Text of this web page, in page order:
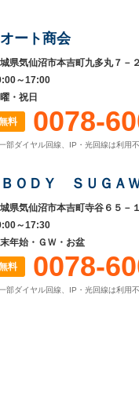
ート商会
県気仙沼市本吉町九多丸７－２
～17:00
・祝日
料 0078-
部ダイヤル回線、IP・光回線は利用
ＯＤＹ ＳＵＧＡ
県気仙沼市本吉町寺谷６５－１
～17:30
年始・ＧＷ・お盆
料 0078-
部ダイヤル回線、IP・光回線は利用